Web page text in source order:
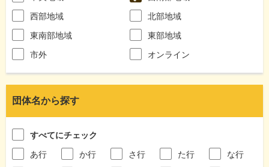
西部地域
北部地域
東南部地域
東部地域
市外
オンライン
団体名から探す
すべてにチェック
あ行
か行 さ行 た行
な行